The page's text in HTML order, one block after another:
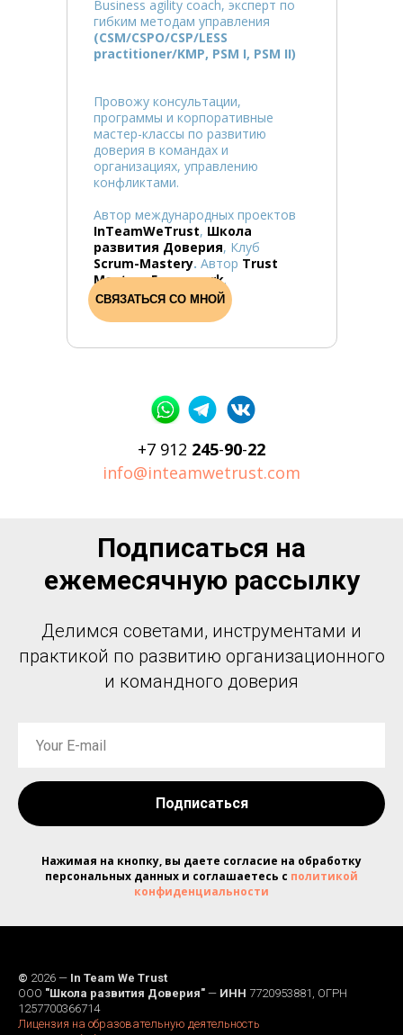
Провожу консультации,
программы и корпоративные
мастер-классы по развитию
доверия в командах и
организациях, управлению
конфликтами.
Автор международных проектов
InTeamWeTrust, Школа
развития Доверия, Клуб
Scrum-Mastery. Автор Trust
Mastery Framework.
Business agility coach, эксперт по
гибким методам управления
(CSM/CSPO/CSP/LESS
practitioner/KMP, PSM I, PSM II)
СВЯЗАТЬСЯ СО МНОЙ
+7 912 245-90-22
info@inteamwetrust.com
Подписаться на
ежемесячную рассылку
Делимся советами, инструментами и
практикой по развитию организационного
и командного доверия
Подписаться
Нажимая на кнопку, вы даете согласие на обработку
персональных данных и соглашаетесь c политикой
конфиденциальности
© 2026 — In Team We Trust
ООО "Школа развития Доверия" — ИНН 7720953881, ОГРН
1257700366714
Лицензия на образовательную деятельность